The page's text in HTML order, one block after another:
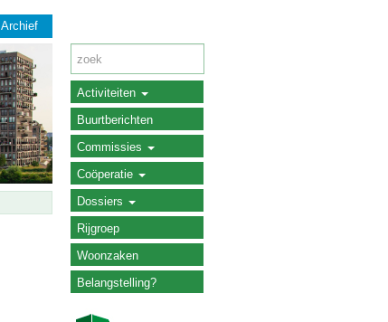
Archief
Activiteiten
Buurtberichten
Commissies
Coöperatie
Dossiers
Rijgroep
Woonzaken
Belangstelling?